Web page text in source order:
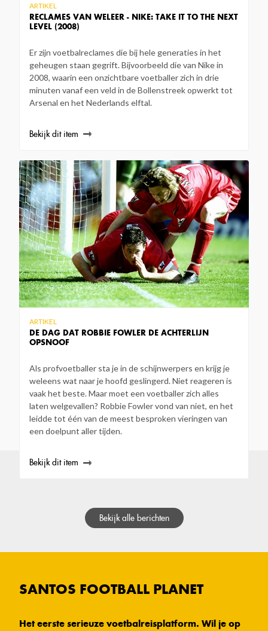
RECLAMES VAN WELEER - NIKE: TAKE IT TO THE NEXT
LEVEL (2008)
ARTIKEL
Er zijn voetbalreclames die bij hele generaties in het
geheugen staan gegrift. Bijvoorbeeld die van Nike in
2008, waarin een onzichtbare voetballer zich in drie
minuten vanaf een veld in de Bollenstreek opwerkt tot
Arsenal en het Nederlands elftal.
Bekijk dit item
DE DAG DAT ROBBIE FOWLER DE ACHTERLIJN
OPSNOOF
ARTIKEL
Als profvoetballer sta je in de schijnwerpers en krijg je
weleens wat naar je hoofd geslingerd. Niet reageren is
vaak het beste. Maar moet een voetballer zich alles
laten welgevallen? Robbie Fowler vond van niet, en het
leidde tot één van de meest besproken vieringen van
een doelpunt aller tijden.
Bekijk dit item
Bekijk alle berichten
SANTOS FOOTBALL PLANET
Het eerste serieuze voetbalreisplatform. Wil je op